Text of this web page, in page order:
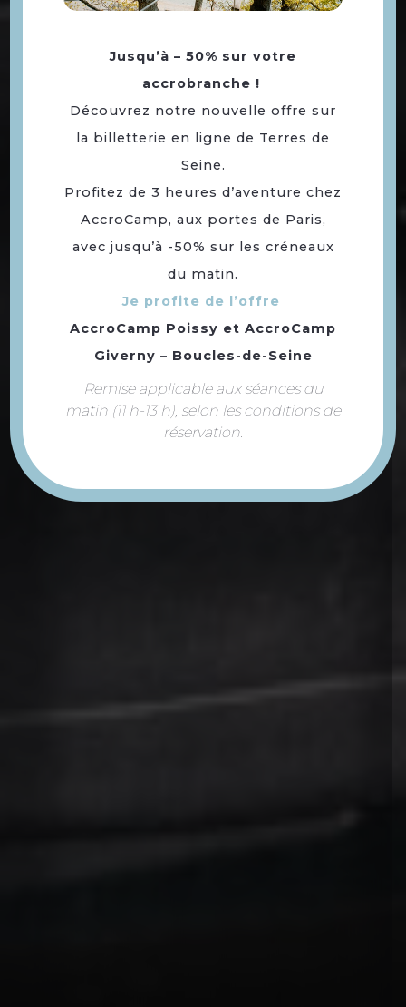
Notre sélection de
restaurants en bord de
Seine
Jusqu’à – 50% sur votre
accrobranche !
Découvrez notre nouvelle offre sur
la billetterie en ligne de Terres de
Seine.
Profitez de 3 heures d’aventure chez
AccroCamp, aux portes de Paris,
avec jusqu’à -50% sur les créneaux
du matin.
Je profite de l’offre
AccroCamp Poissy et AccroCamp
Giverny – Boucles-de-Seine
Remise applicable aux séances du
matin (11 h-13 h), selon les conditions de
réservation.